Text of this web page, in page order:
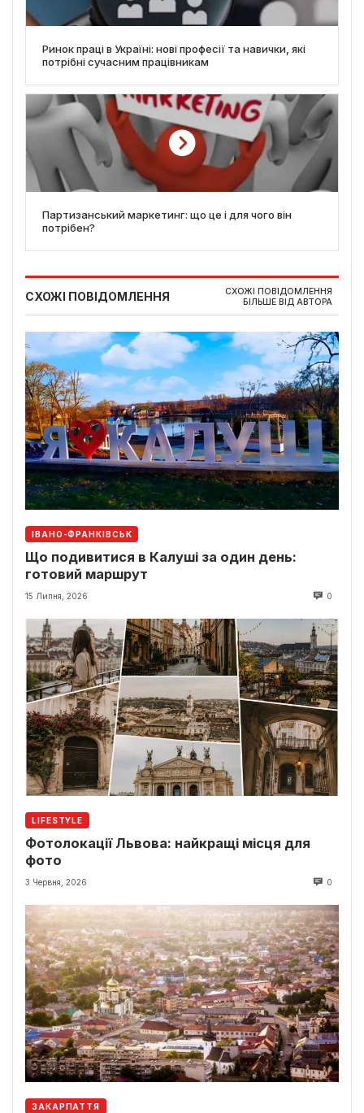
Ринок праці в Україні: нові професії та навички, які
потрібні сучасним працівникам
Партизанський маркетинг: що це і для чого він
потрібен?
СХОЖІ ПОВІДОМЛЕННЯ
СХОЖІ ПОВІДОМЛЕННЯ
БІЛЬШЕ ВІД АВТОРА
ІВАНО-ФРАНКІВСЬК
Що подивитися в Калуші за один день:
готовий маршрут
15 Липня, 2026 0
LIFESTYLE
Фотолокації Львова: найкращі місця для
фото
3 Червня, 2026 0
ЗАКАРПАТТЯ